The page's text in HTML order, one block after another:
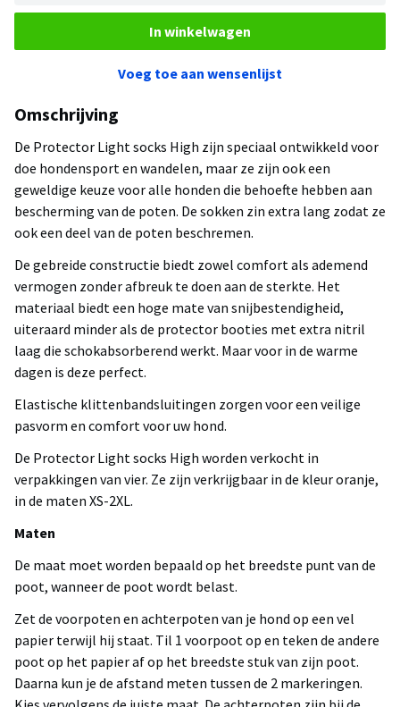
In winkelwagen
Voeg toe aan wensenlijst
Omschrijving
De Protector Light socks High zijn speciaal ontwikkeld voor
doe hondensport en wandelen, maar ze zijn ook een
geweldige keuze voor alle honden die behoefte hebben aan
bescherming van de poten. De sokken zin extra lang zodat ze
ook een deel van de poten beschremen.
De gebreide constructie biedt zowel comfort als ademend
vermogen zonder afbreuk te doen aan de sterkte. Het
materiaal biedt een hoge mate van snijbestendigheid,
uiteraard minder als de protector booties met extra nitril
laag die schokabsorberend werkt. Maar voor in de warme
dagen is deze perfect.
Elastische klittenbandsluitingen zorgen voor een veilige
pasvorm en comfort voor uw hond.
De Protector Light socks High worden verkocht in
verpakkingen van vier. Ze zijn verkrijgbaar in de kleur oranje,
in de maten XS-2XL.
Maten
De maat moet worden bepaald op het breedste punt van de
poot, wanneer de poot wordt belast.
Zet de voorpoten en achterpoten van je hond op een vel
papier terwijl hij staat. Til 1 voorpoot op en teken de andere
poot op het papier af op het breedste stuk van zijn poot.
Daarna kun je de afstand meten tussen de 2 markeringen.